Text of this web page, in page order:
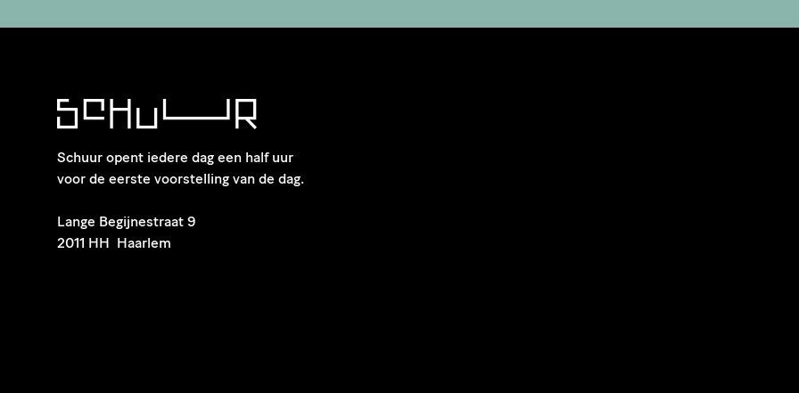
Schuur opent iedere dag een half uur
voor de eerste voorstelling van de dag.
​Lange Begijnestraat 9
2011 HH Haarlem